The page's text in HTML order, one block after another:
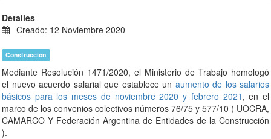
Detalles
Creado: 12 Noviembre 2020
Construcción
Mediante Resolución 1471/2020, el Ministerio de Trabajo homologó
el nuevo acuerdo salarial que establece un aumento de los salarios
básicos para los meses de noviembre 2020 y febrero 2021 , en el
marco de los convenios colectivos números 76/75 y 577/10 ( UOCRA,
CAMARCO Y Federación Argentina de Entidades de la Construcción
).